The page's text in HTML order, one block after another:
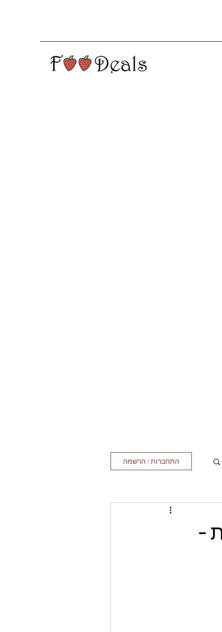
התחברות / הרשמה
-